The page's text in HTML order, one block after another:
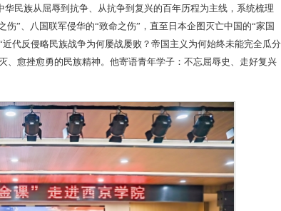
民族从屈辱到抗争、从抗争到复兴的百年历程为主线，系统梳理
”、八国联军侵华的“致命之伤”，直至日本企图灭亡中国的“家国
代反侵略民族战争为何屡战屡败？帝国主义为何始终未能完全瓜分
、愈挫愈勇的民族精神。他寄语青年学子：不忘屈辱史、走好复兴